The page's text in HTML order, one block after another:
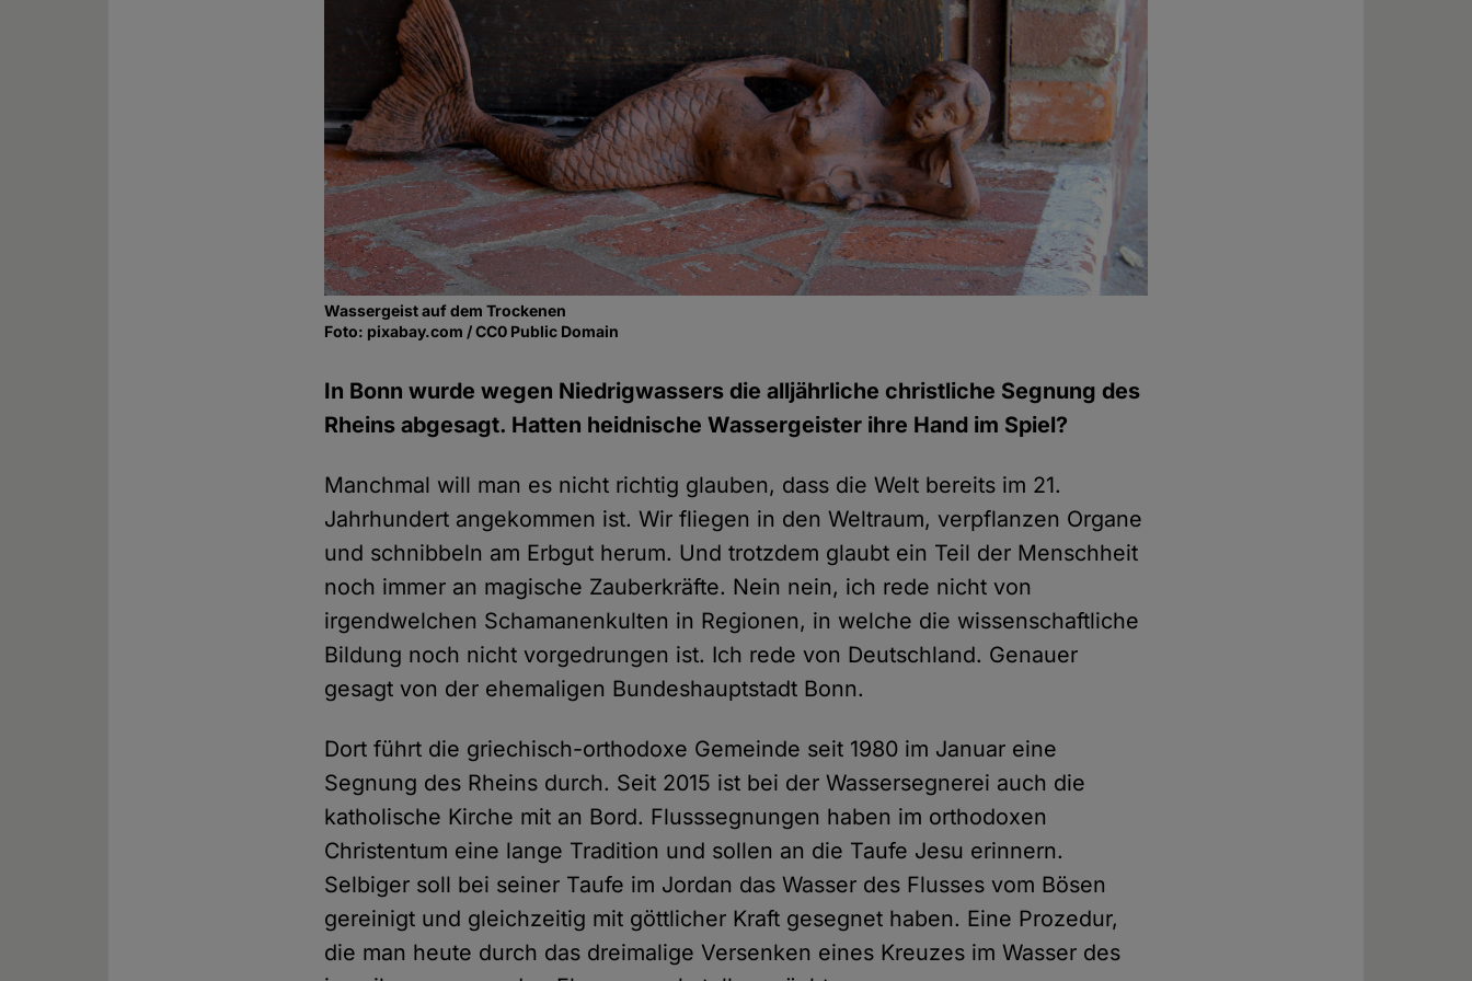
Wassergeist auf dem Trockenen
Foto: pixabay.com / CC0 Public Domain
In Bonn wurde wegen Niedrigwassers die alljährliche christliche Segnung des
Rheins abgesagt. Hatten heidnische Wassergeister ihre Hand im Spiel?
Manchmal will man es nicht richtig glauben, dass die Welt bereits im 21.
Jahrhundert angekommen ist. Wir fliegen in den Weltraum, verpflanzen Organe
und schnibbeln am Erbgut herum. Und trotzdem glaubt ein Teil der Menschheit
noch immer an magische Zauberkräfte. Nein nein, ich rede nicht von
irgendwelchen Schamanenkulten in Regionen, in welche die wissenschaftliche
Bildung noch nicht vorgedrungen ist. Ich rede von Deutschland. Genauer
gesagt von der ehemaligen Bundeshauptstadt Bonn.
Dort führt die griechisch-orthodoxe Gemeinde seit 1980 im Januar eine
Segnung des Rheins durch. Seit 2015 ist bei der Wassersegnerei auch die
katholische Kirche mit an Bord. Flusssegnungen haben im orthodoxen
Christentum eine lange Tradition und sollen an die Taufe Jesu erinnern.
Selbiger soll bei seiner Taufe im Jordan das Wasser des Flusses vom Bösen
gereinigt und gleichzeitig mit göttlicher Kraft gesegnet haben. Eine Prozedur,
die man heute durch das dreimalige Versenken eines Kreuzes im Wasser des